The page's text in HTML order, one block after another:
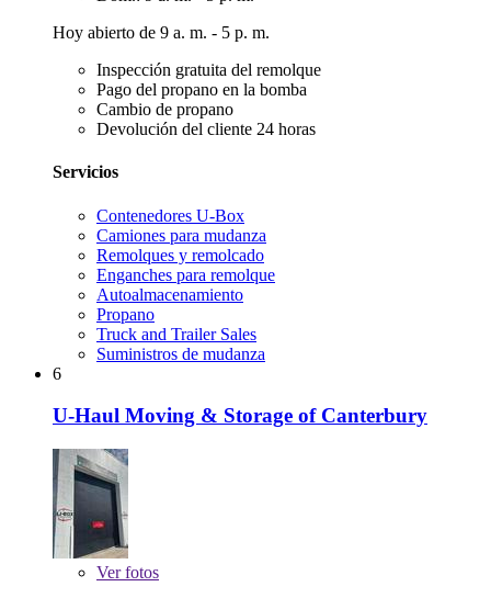
Hoy abierto de 9 a. m. - 5 p. m.
Inspección gratuita del remolque
Pago del propano en la bomba
Cambio de propano
Devolución del cliente 24 horas
Servicios
Contenedores U-Box
Camiones para mudanza
Remolques y remolcado
Enganches para remolque
Autoalmacenamiento
Propano
Truck and Trailer Sales
Suministros de mudanza
6
U-Haul Moving & Storage of Canterbury
Verfotos